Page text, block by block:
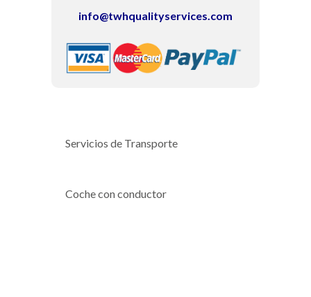
info@twhqualityservices.com
Servicios de Transporte
Coche con conductor